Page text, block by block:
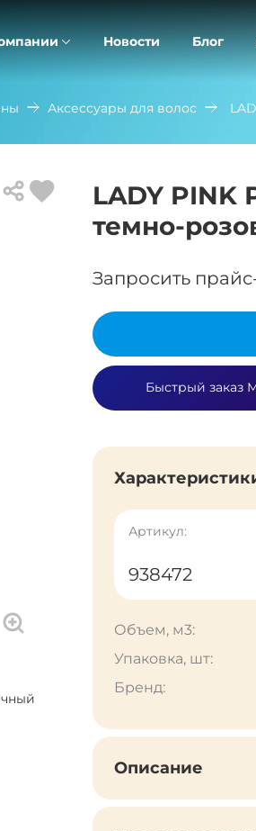
Новости Блог
Аксессуары для волос
LADY PINK
темно-
Запросить
Быстрый заказ
Артикул:
938472
Объем, м3:
Упаковка, шт:
Бренд:
Описание